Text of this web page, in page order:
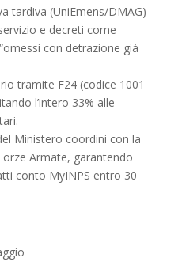
tardiva (UniEmens/DMAG)
e decreti come
con detrazione già
tramite F24 (codice 1001
l’intero 33% alle
Ministero coordini con la
Armate, garantendo
conto MyINPS entro 30